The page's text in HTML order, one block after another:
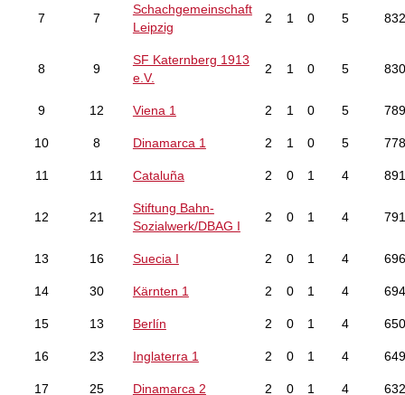
7 7
Schachgemeinschaft
Leipzig
2 1 0 5 832
8 9
SF Katernberg 1913
e.V.
2 1 0 5 830
9 12 Viena 1 2 1 0 5 789
10 8 Dinamarca 1 2 1 0 5 778
11 11 Cataluña 2 0 1 4 891
12 21
Stiftung Bahn-
Sozialwerk/DBAG I
2 0 1 4 791
13 16 Suecia I 2 0 1 4 696
14 30 Kärnten 1 2 0 1 4 694
15 13 Berlín 2 0 1 4 650
16 23 Inglaterra 1 2 0 1 4 649
17 25 Dinamarca 2 2 0 1 4 632